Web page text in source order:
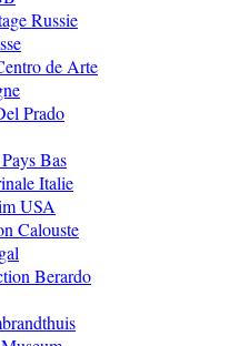
Russie
de Arte
Prado
Bas
Italie
USA
Calouste
Berardo